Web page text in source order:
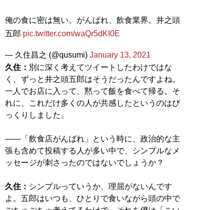
俺の食に密は無い。がんばれ、飲食業界。井之頭
五郎 pic.twitter.com/waQr5dKI0E
— 久住昌之 (@qusumi) January 13, 2021
久住： 別に深く考えてツイートしたわけではな
く、ずっと井之頭五郎はそうだったんですよね。
一人でお店に入って、黙って飯を食べて帰る。そ
れに、これだけ多くの人が共感したというのはび
っくりしました。
――「飲食店がんばれ」という時に、政治的な主
張も含めて投稿する人が多い中で、シンプルなメ
ッセージが刺さったのではないでしょうか？
久住： シンプルっていうか、理屈がないんです
よ。五郎はいつも、ひとりで食いながら頭の中で